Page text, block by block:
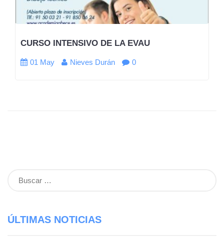
CURSO INTENSIVO DE LA EVAU
01 May Nieves Durán 0
ÚLTIMAS NOTICIAS